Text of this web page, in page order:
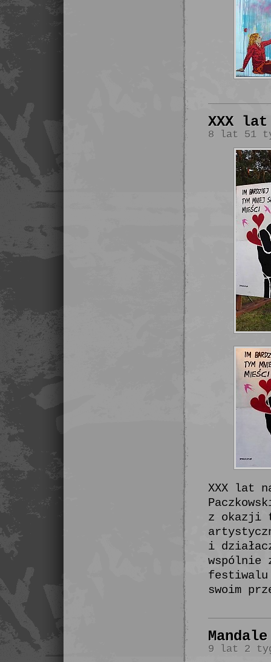
XXX
8 lat 51
XXX lat
z okazji
i
wspólnie
festiwalu
swoim
9 lat 2